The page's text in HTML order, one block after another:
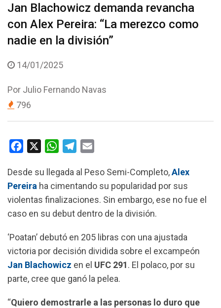
Jan Blachowicz demanda revancha
con Alex Pereira: “La merezco como
nadie en la división”
14/01/2025
Por Julio Fernando Navas
796
c
e
b
o
k
W
a
t
s
A
p
l
e
g
r
m
a
i
l
Desde su llegada al Peso Semi-Completo,Alex
Pereira ha cimentando su popularidad por sus
violentas finalizaciones. Sin embargo, ese no fue el
caso en su debut dentro de la división.
‘Poatan’ debutó en 205 libras con una ajustada
victoria por decisión dividida sobre el excampeón
Jan Blachowicz en el UFC 291. El polaco, por su
parte, cree que ganó la pelea.
“Quiero demostrarle a las personas lo duro que